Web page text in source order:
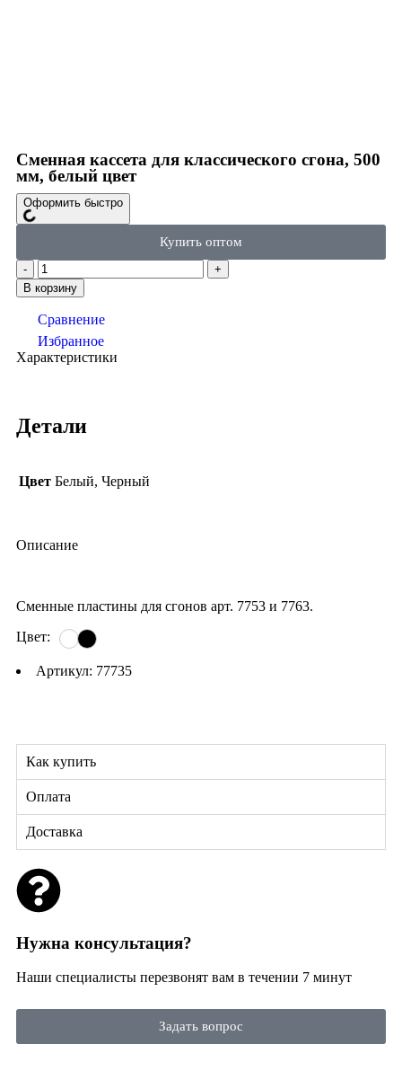
Сменная кассета для классического сгона, 500
мм, белый цвет
Оформить быстро
Купить оптом
В корзину
Сравнение
Избранное
Характеристики
Детали
Цвет Белый, Черный
Описание
Сменные пластины для сгонов арт. 7753 и 7763.
Цвет:
Артикул: 77735
Как купить
Оплата
Доставка
Нужна консультация?
Наши специалисты перезвонят вам в течении 7 минут
Задать вопрос